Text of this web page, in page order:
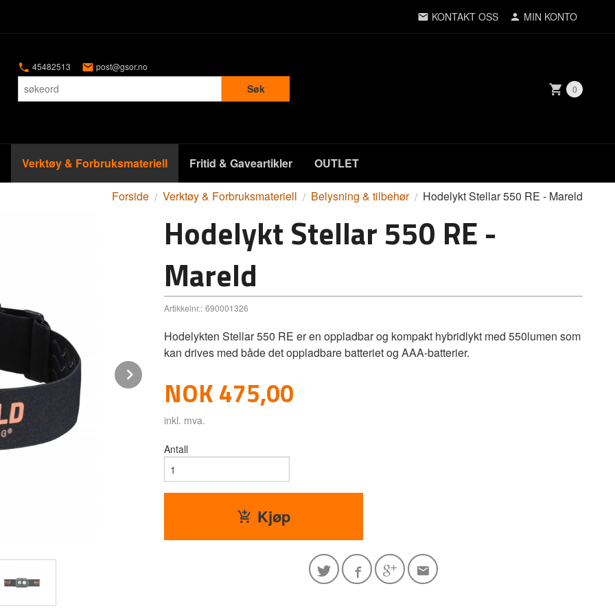
KONTAKT OSS MIN KONTO
45482513 post@gsor.no
Søk 0
Verktøy & Forbruksmateriell Fritid & Gaveartikler OUTLET
Forside Verktøy & Forbruksmateriell Belysning & tilbehør Hodelykt Stellar 550 RE - Mareld
Hodelykt Stellar 550 RE -
Mareld
Artikkelnr.: 690001326
Hodelykten Stellar 550 RE er en oppladbar og kompakt hybridlykt med 550lumen som
kan drives med både det oppladbare batteriet og AAA-batterier.
Pris
NOK475,00
inkl. mva.
Antall
Kjøp